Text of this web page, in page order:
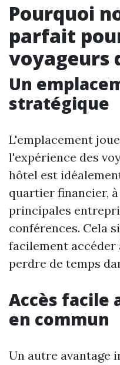
Pourquoi
parfait
voyageurs
Un
stratégique
L'emplacement
l'expérience des
hôtel est
quartier financier,
principales
conférences. Cela
facilement accéder
perdre de temps
Accès facile
en commun
Un autre avantage